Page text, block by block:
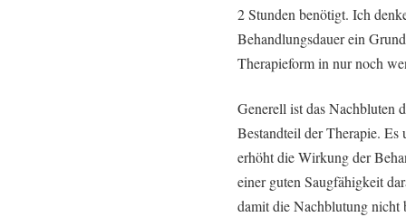
2 Stunden benötigt. Ich
Behandlungsdauer ein
Therapieform in nur noch
Generell ist das Nachbluten
Bestandteil der Therapie.
erhöht die Wirkung der
einer guten Saugfähigkeit
damit die Nachblutung nicht